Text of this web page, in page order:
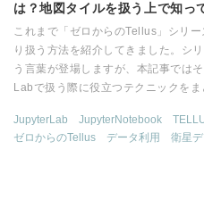
は？地図タイルを扱う上で知っ
これまで「ゼロからのTellus」シリ
り扱う方法を紹介してきました。シ
う言葉が登場しますが、本記事では
Labで扱う際に役立つテクニックをま
JupyterLab JupyterNotebook
ゼロからのTellus
データ利用 衛星